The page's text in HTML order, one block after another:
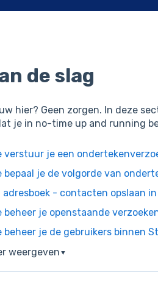
de slag
hier? Geen zorgen. In deze
je in no-time up and running
verstuur je een
bepaal je de volgorde van
adresboek - contacten opslaan
beheer je openstaande
beheer je de gebruikers binnen
weergeven ▼